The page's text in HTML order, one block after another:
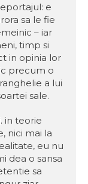
e
sa le fie
– iar
timp si
in opinia lor
precum o
a lui
sale.
in teorie
nici mai la
eu nu
dea o sansa
sa